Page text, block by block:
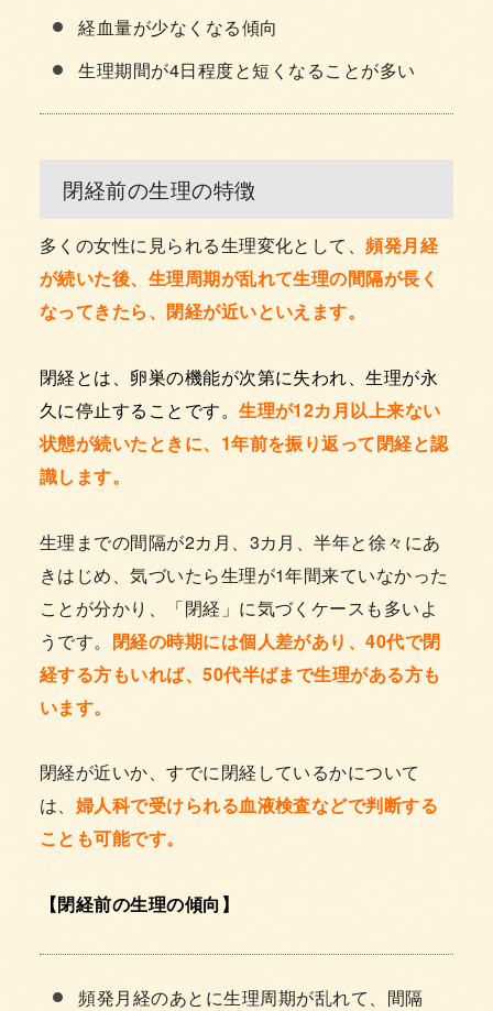
経血量が少なくなる傾向
生理期間が4日程度と短くなることが多い
閉経前の生理の特徴
多くの女性に見られる生理変化として、頻発月経
が続いた後、生理周期が乱れて生理の間隔が長く
なってきたら、閉経が近いといえます。
閉経とは、卵巣の機能が次第に失われ、生理が永
久に停止することです。生理が12カ月以上来ない
状態が続いたときに、1年前を振り返って閉経と認
識します。
生理までの間隔が2カ月、3カ月、半年と徐々にあ
きはじめ、気づいたら生理が1年間来ていなかった
ことが分かり、「閉経」に気づくケースも多いよ
うです。 閉経の時期には個人差があり、40代で閉
経する方もいれば、50代半ばまで生理がある方も
います。
閉経が近いか、すでに閉経しているかについて
は、 婦人科で受けられる血液検査などで判断する
ことも可能です。
【閉経前の生理の傾向】
頻発月経のあとに生理周期が乱れて、間隔